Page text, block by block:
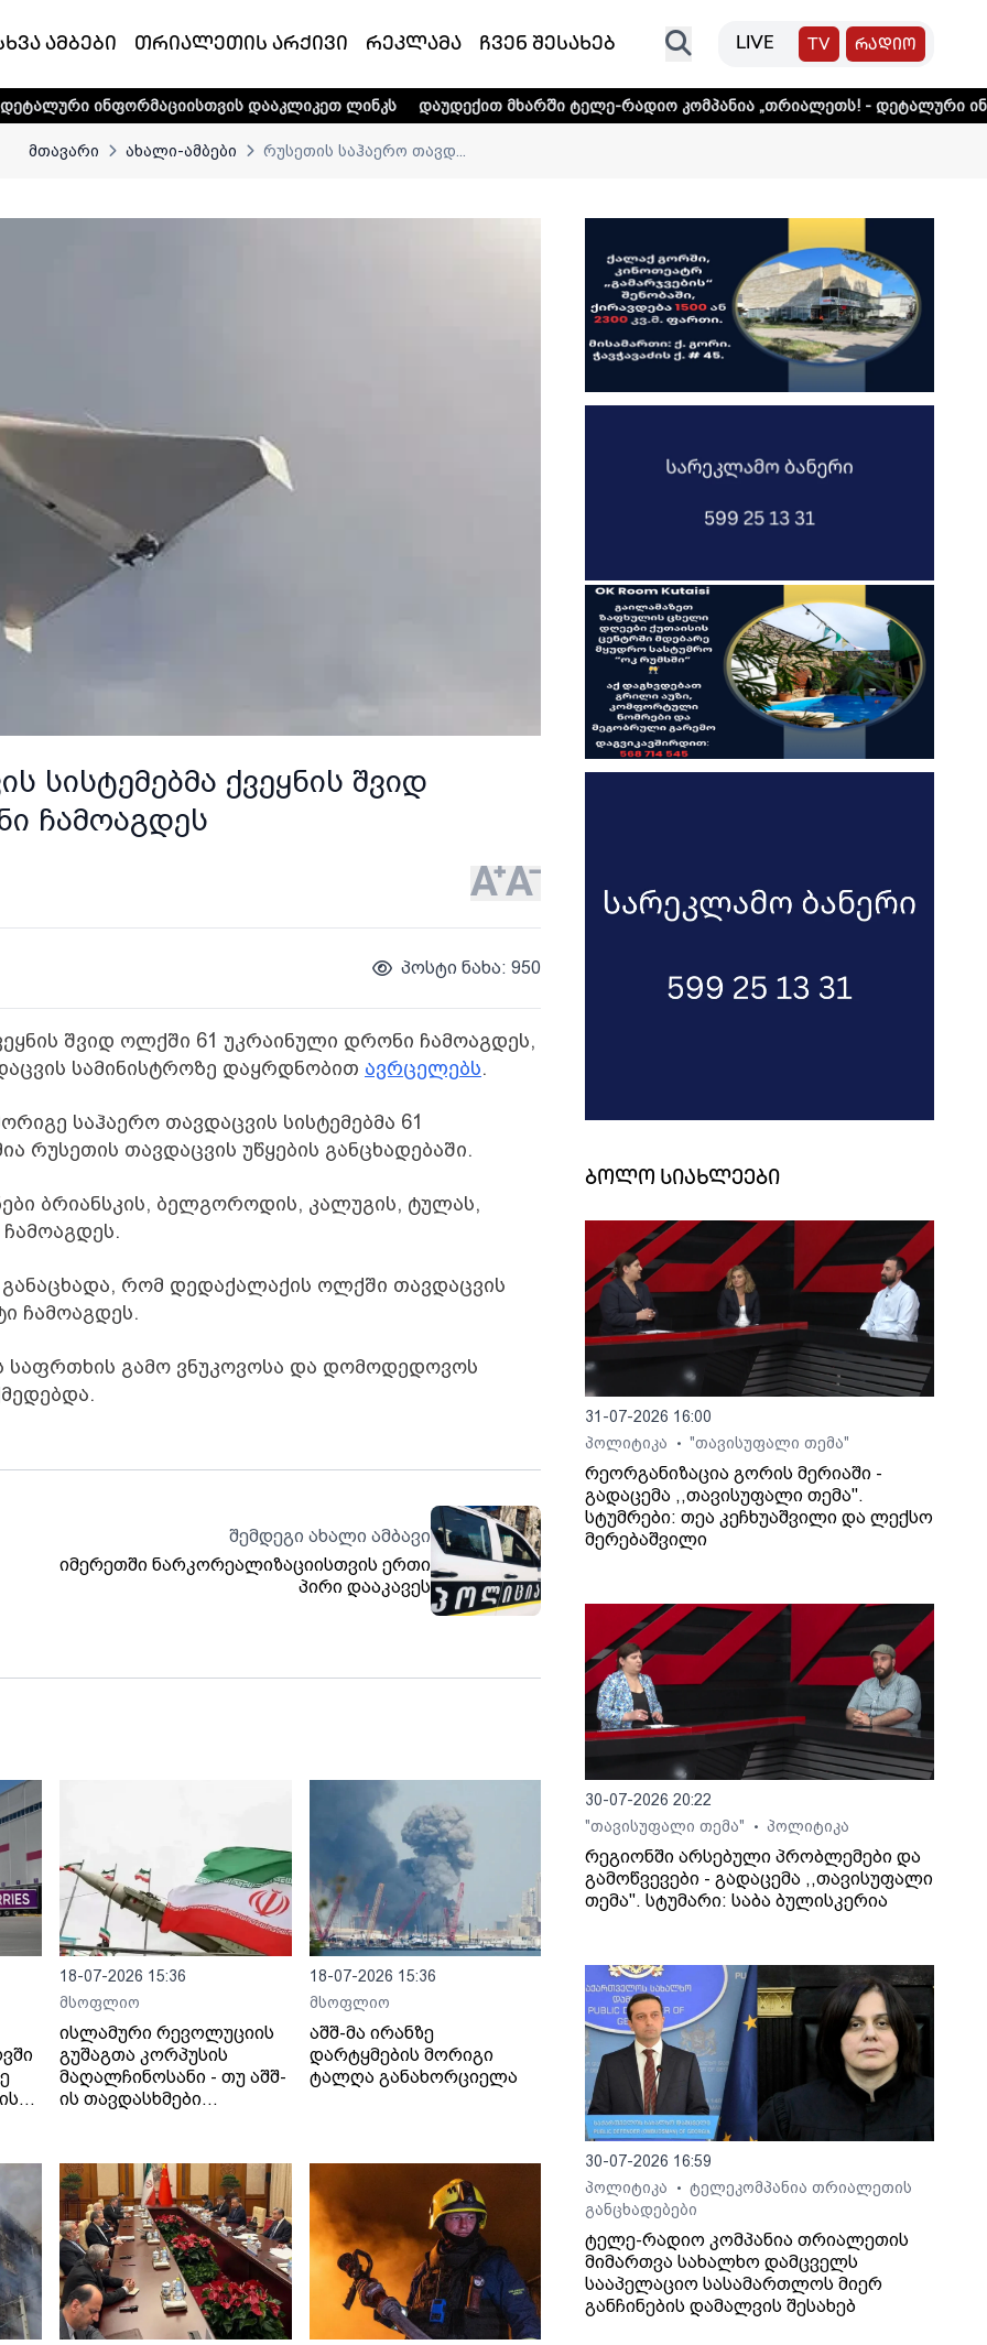
ამბები თრიალეთის არქივი რეკლამა ჩვენ შესახებ LIVE TV რადიო
დააკლიკეთ ლინკს დაუდექით მხარში ტელე-რადიო კომპანია „თრიალეთს! - დეტალური
მთავარი ახალი-ამბები რუსეთის საჰაერო თავდ...
სისტემებმა ქვეყნის შვიდ
ჩამოაგდეს
პოსტი ნახა: 950
შვიდ ოლქში 61 უკრაინული დრონი ჩამოაგდეს,
სამინისტროზე დაყრდნობით ავრცელებს.
საჰაერო თავდაცვის სისტემებმა 61
რუსეთის თავდაცვის უწყების განცხადებაში.
ბრიანსკის, ბელგოროდის, კალუგის, ტულას,
განაცხადა, რომ დედაქალაქის ოლქში თავდაცვის
ჩამოაგდეს.
საფრთხის გამო ვნუკოვოსა და დომოდედოვოს
შემდეგი ახალი ამბავი
იმერეთში ნარკორეალიზაციისთვის ერთი
პირი დააკავეს
18-07-2026 15:36
მსოფლიო
ისლამური რევოლუციის
გუშაგთა კორპუსის
მაღალჩინოსანი - თუ აშშ-
ის თავდასხმები
შეტევითი ოპერაციების
ფაზაში გადავალთ.
18-07-2026 15:36
მსოფლიო
აშშ-მა ირანზე
დარტყმების მორიგი
ტალღა განახორციელა
ბოლო სიახლეები
31-07-2026 16:00
პოლიტიკა
• "თავისუფალი თემა"
რეორგანიზაცია გორის მერიაში -
გადაცემა ,,თავისუფალი თემა".
სტუმრები: თეა კეჩხუაშვილი და ლექსო
მერებაშვილი
30-07-2026 20:22
"თავისუფალი თემა"
• პოლიტიკა
რეგიონში არსებული პრობლემები და
გამოწვევები - გადაცემა ,,თავისუფალი
თემა". სტუმარი: საბა ბულისკერია
30-07-2026 16:59
პოლიტიკა
•
ტელეკომპანია თრიალეთის
განცხადებები
ტელე-რადიო კომპანია თრიალეთის
მიმართვა სახალხო დამცველს
სააპელაციო სასამართლოს მიერ
განჩინების დამალვის შესახებ